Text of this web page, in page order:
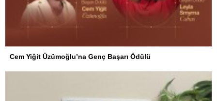
Cem Yiğit Üzümoğlu’na Genç Başarı Ödülü